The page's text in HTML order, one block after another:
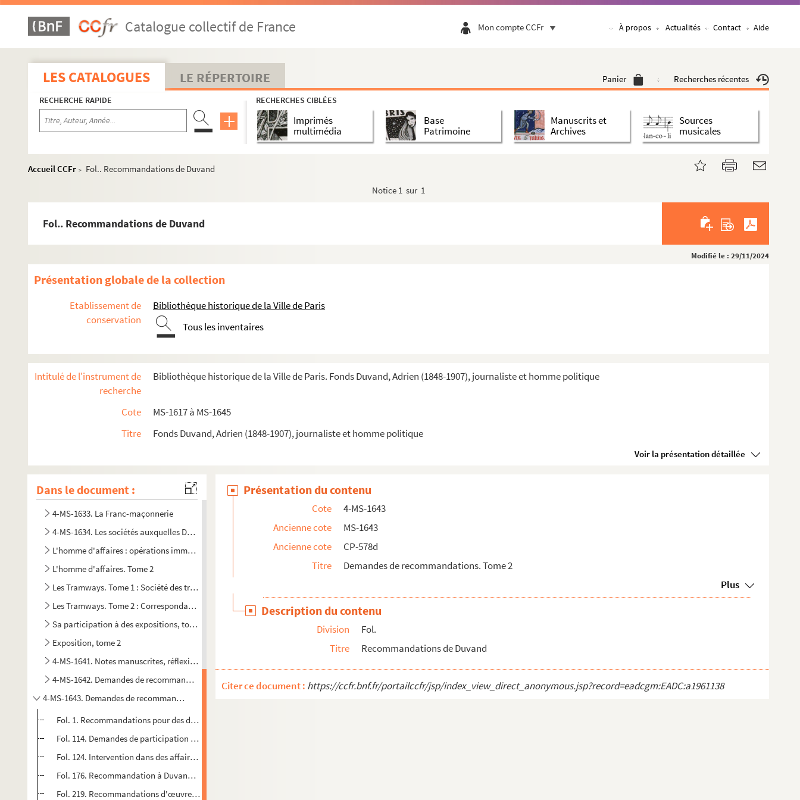
Catalogue collectif de France Mon compte CCFr À propos Actualités Contact Aide
LES CATALOGUES LE RÉPERTOIRE Panier Recherches récentes
RECHERCHE RAPIDE RECHERCHES CIBLÉES
Imprimés
multimédia
Base
Patrimoine
Manuscrits et
Archives
Sources
musicales
Accueil CCFr >
Fol.. Recommandations de Duvand
Notice 1 sur 1
Fol.. Recommandations de Duvand
Modifié le : 29/11/2024
Présentation globale de la collection
Etablissement de
conservation
Bibliothèque historique de la Ville de Paris
Tous les inventaires
Intitulé de l'instrument de
recherche
Bibliothèque historique de la Ville de Paris. Fonds Duvand, Adrien (1848-1907), journaliste et homme politique
Cote
MS-1617 à MS-1645
Titre
Fonds Duvand, Adrien (1848-1907), journaliste et homme politique
Voir la présentation détaillée
Dans le document :
Articles de Duvand et d'autres auteurs parus dans des journaux
Notes prises au cours de voyages ou de lectures
La vie professionnelle. Documents relatifs aux journaux auxquels Duvand a collaboré
La vie professionnelle :
Associations de journalistes, congrès
4-MS-1629. L'homme politique. Papiers imprimés et articles manuscrits relatifs à la politique
4-MS-1631. La ligue de l'Enseignement : conférences de Duvand : brouillons et correspondance à propos de ses to...
8-MS-1632. Correspondance de Duvand relative à ses activités à la Ligue de l'Enseignement
4-MS-1633. La Franc-maçonnerie
4-MS-1634. Les sociétés auxquelles Duvand a appartenu ou avec lesquelles il a correspondu
L'homme d'affaires : opérations immobilières
L'homme d'affaires. Tome 2
Les Tramways. Tome 1 : Société des tramways électrique Nord-Parisiens
Les Tramways. Tome 2 : Correspondance générale de Duvand relative aux affaires de tramways, diverses...
Sa participation à des expositions, tome 1
Exposition, tome 2
4-MS-1641. Notes manuscrites, réflexions sur différents sujets
4-MS-1642. Demandes de recommandations : lettres demandant l'appui de Duvand auprès d'un ministre ou sollicitan...
4-MS-1643. Demandes de recommandations. Tome 2
Fol. 1. Recommandations pour des décorations : palmes académiques, légion d'honneur, médaille de sauvetage, ...
Fol. 114. Demandes de participation à des expositions
Fol. 124. Intervention dans des affaires écclésiastiques : l'abbé Genin, aumônier du lycée de Saint Etienne qu...
Fol. 176. Recommandation à Duvand de pièces de théâtre, d'acteurs, de candidats à la direction d'un théâtre
Fol. 219. Recommandations d'œuvres littéraires, d'écrivains, hommage à Sarcey
Présentation du contenu
Cote
4-MS-1643
Ancienne cote
MS-1643
Ancienne cote
CP-578d
Titre
Demandes de recommandations. Tome 2
Plus
Description du contenu
Division
Fol.
Titre
Recommandations de Duvand
Citer ce document : https://ccfr.bnf.fr/portailccfr/jsp/index_view_direct_anonymous.jsp?record=eadcgm:EADC:a1961138